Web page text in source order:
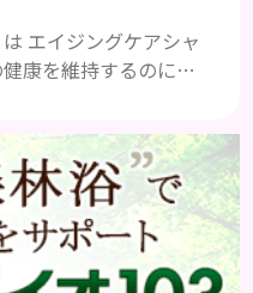
エイジングケアシャ
康を維持するのに必
ともに気になるの
シ、ツヤなどがなく
毛、白髪など様々で
果的なエイジングケ
です。 一般的に頭皮